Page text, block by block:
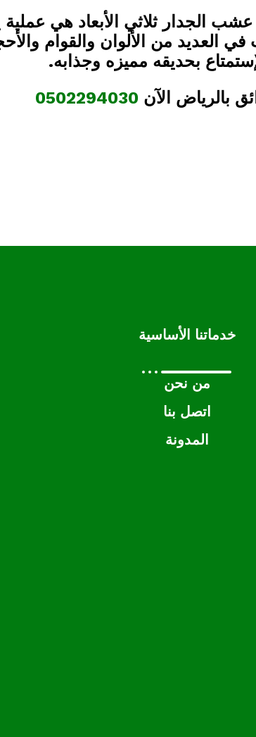
الجدار ثلاثي الأبعاد هي
العديد من الألوان والقوام
بحديقه مميزه وجذابه.
بالرياض الآن 0502294030
خدماتنا الأساسية
من نحن
اتصل بنا
المدونة